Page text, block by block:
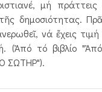
μή
δημοσιότητας.
νά ἔχεις τιμή
(Ἀπό τό βιβλίο
ΣΩΤΗΡ").